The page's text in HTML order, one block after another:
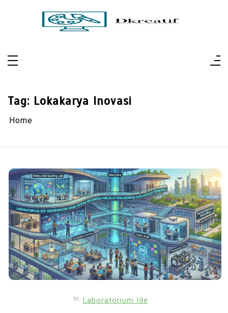
Dkreatif
Tag: Lokakarya Inovasi
Home
In Laboratorium Ide